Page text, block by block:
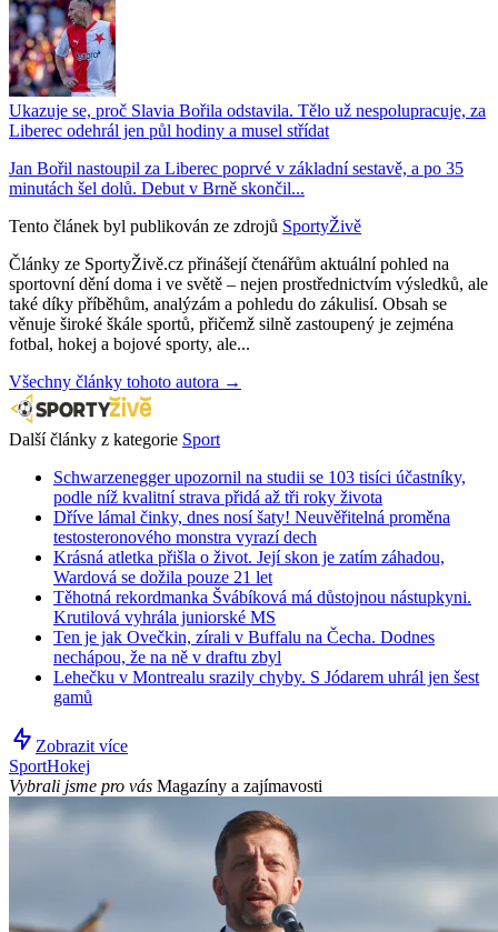
Ukazuje se, proč Slavia Bořila odstavila. Tělo už nespolupracuje, za
Liberec odehrál jen půl hodiny a musel střídat
Jan Bořil nastoupil za Liberec poprvé v základní sestavě, a po 35
minutách šel dolů. Debut v Brně skončil...
Tento článek byl publikován ze zdrojů SportyŽivě
Články ze SportyŽivě.cz přinášejí čtenářům aktuální pohled na
sportovní dění doma i ve světě – nejen prostřednictvím výsledků, ale
také díky příběhům, analýzám a pohledu do zákulisí. Obsah se
věnuje široké škále sportů, přičemž silně zastoupený je zejména
fotbal, hokej a bojové sporty, ale...
Všechny články tohoto autora →
Další články z kategorie Sport
Schwarzenegger upozornil na studii se 103 tisíci účastníky,
podle níž kvalitní strava přidá až tři roky života
Dříve lámal činky, dnes nosí šaty! Neuvěřitelná proměna
testosteronového monstra vyrazí dech
Krásná atletka přišla o život. Její skon je zatím záhadou,
Wardová se dožila pouze 21 let
Těhotná rekordmanka Švábíková má důstojnou nástupkyni.
Krutilová vyhrála juniorské MS
Ten je jak Ovečkin, zírali v Buffalu na Čecha. Dodnes
nechápou, že na ně v draftu zbyl
Lehečku v Montrealu srazily chyby. S Jódarem uhrál jen šest
gamů
Zobrazit více
SportHokej
Vybrali jsme pro vás Magazíny a zajímavosti